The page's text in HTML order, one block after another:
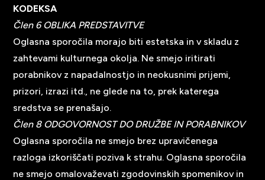
KODEKSA
Člen 6 OBLIKA PREDSTAVITVE
Oglasna sporočila morajo biti estetska in v skladu z
zahtevami kulturnega okolja. Ne smejo iritirati
porabnikov z napadalnostjo in neokusnimi prijemi,
prizori, izrazi itd., ne glede na to, prek katerega
sredstva se prenašajo.
Člen 8 ODGOVORNOST DO DRUŽBE IN PORABNIKOV
Oglasna sporočila ne smejo brez upravičenega
razloga izkoriščati poziva k strahu. Oglasna sporočila
ne smejo omalovaževati zgodovinskih spomenikov in